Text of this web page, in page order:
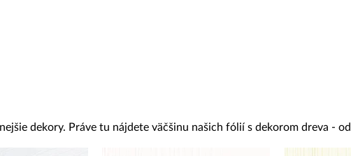
dekory. Práve tu nájdete väčšinu našich fólií s dekorom dreva -